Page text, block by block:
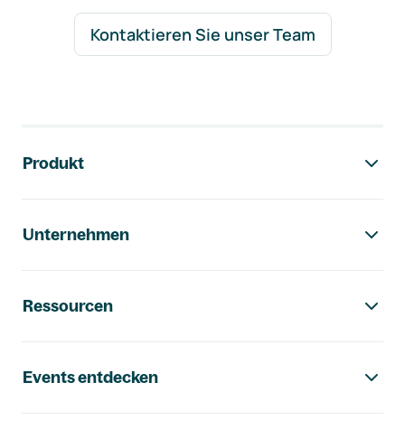
Kontaktieren Sie unser Team
Produkt
Unternehmen
Ressourcen
Events entdecken